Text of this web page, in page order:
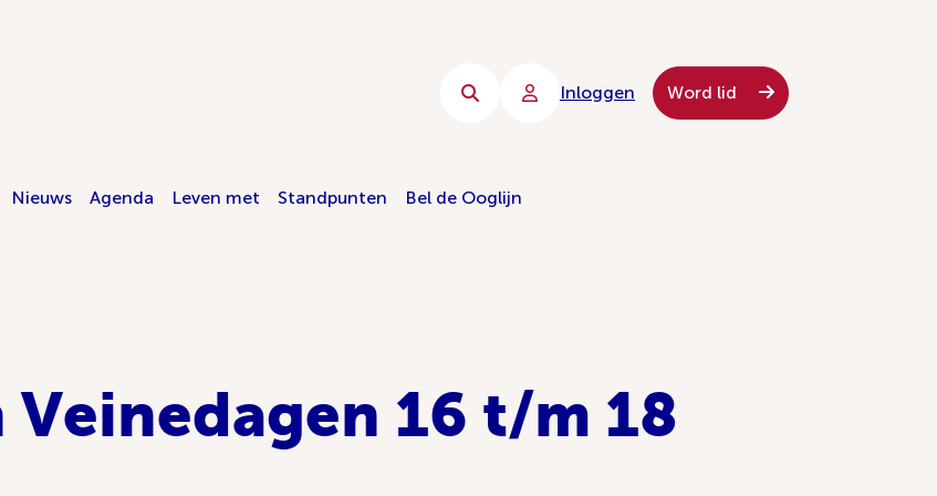
Inloggen Word lid
Nieuws Agenda Leven met Standpunten Bel de Ooglijn
16 t/m 18